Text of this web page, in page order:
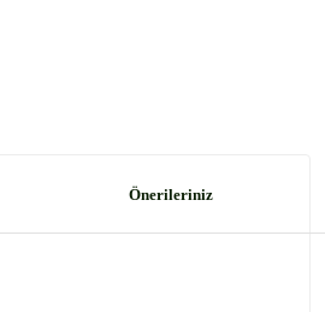
Önerileriniz